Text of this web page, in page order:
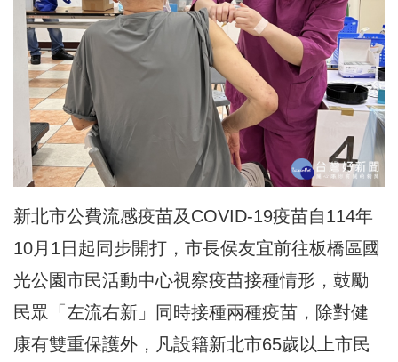
新北市公費流感疫苗及COVID-19疫苗自114年
10月1日起同步開打，市長侯友宜前往板橋區國
光公園市民活動中心視察疫苗接種情形，鼓勵
民眾「左流右新」同時接種兩種疫苗，除對健
康有雙重保護外，凡設籍新北市65歲以上市民